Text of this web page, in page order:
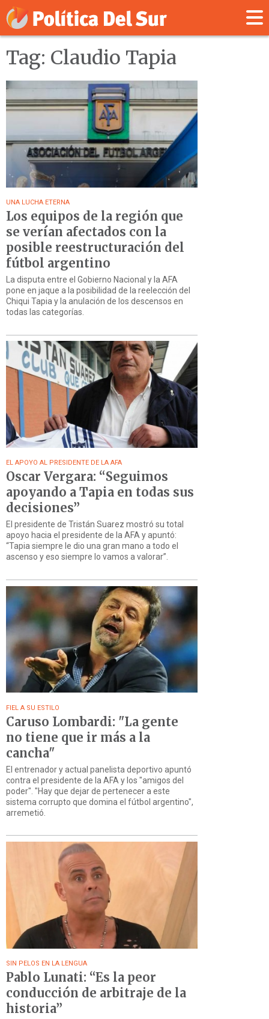
Tag: Claudio Tapia
UNA LUCHA ETERNA
Los equipos de la región que
se verían afectados con la
posible reestructuración del
fútbol argentino
La disputa entre el Gobierno Nacional y la AFA
pone en jaque a la posibilidad de la reelección del
Chiqui Tapia y la anulación de los descensos en
todas las categorías.
EL APOYO AL PRESIDENTE DE LA AFA
Oscar Vergara: “Seguimos
apoyando a Tapia en todas sus
decisiones”
El presidente de Tristán Suarez mostró su total
apoyo hacia el presidente de la AFA y apuntó:
“Tapia siempre le dio una gran mano a todo el
ascenso y eso siempre lo vamos a valorar”.
FIEL A SU ESTILO
Caruso Lombardi: "La gente
no tiene que ir más a la
cancha"
El entrenador y actual panelista deportivo apuntó
contra el presidente de la AFA y los "amigos del
poder". "Hay que dejar de pertenecer a este
sistema corrupto que domina el fútbol argentino",
arremetió.
SIN PELOS EN LA LENGUA
Pablo Lunati: “Es la peor
conducción de arbitraje de la
historia”